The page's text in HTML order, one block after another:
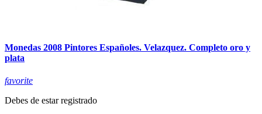
Monedas 2008 Pintores Españoles. Velazquez. Completo oro y
plata
favorite
Debes de estar registrado